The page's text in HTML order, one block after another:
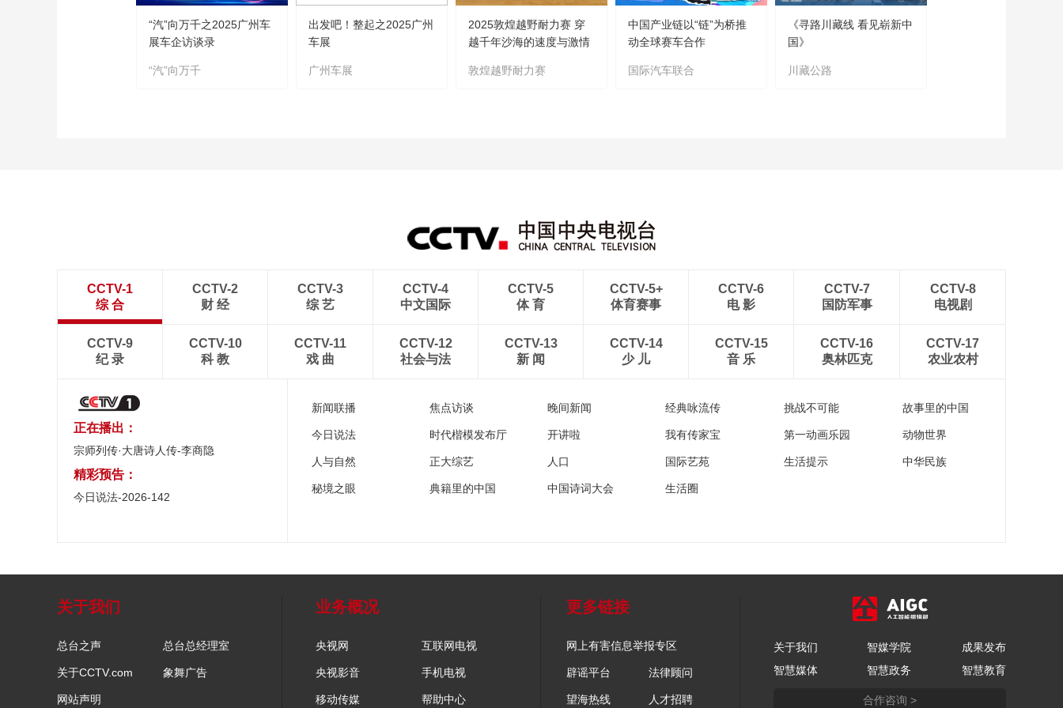
“汽”向万千之2025广州车
展车企访谈录
“汽”向万千
出发吧！整起之2025广州
车展
广州车展
2025敦煌越野耐力赛 穿
越千年沙海的速度与激情
敦煌越野耐力赛
中国产业链以“链”为桥推
动全球赛车合作
国际汽车联合
《寻路川藏线 看见崭新中
国》
川藏公路
CCTV-1
综 合
CCTV-2
财 经
CCTV-3
综 艺
CCTV-4
中文国际
CCTV-5
体 育
CCTV-5+
体育赛事
CCTV-6
电 影
CCTV-7
国防军事
CCTV-8
电视剧
CCTV-9
纪 录
CCTV-10
科 教
CCTV-11
戏 曲
CCTV-12
社会与法
CCTV-13
新 闻
CCTV-14
少 儿
CCTV-15
音 乐
CCTV-16
奥林匹克
CCTV-17
农业农村
正在播出：
宗师列传·大唐诗人传-李商隐
精彩预告：
今日说法-2026-142
新闻联播 焦点访谈 晚间新闻 经典咏流传 挑战不可能 故事里的中国
今日说法 时代楷模发布厅 开讲啦 我有传家宝 第一动画乐园 动物世界
人与自然 正大综艺 人口 国际艺苑 生活提示 中华民族
秘境之眼 典籍里的中国 中国诗词大会 生活圈
关于我们
总台之声 总台总经理室
关于CCTV.com 象舞广告
网站声明
业务概况
央视网 互联网电视
央视影音 手机电视
移动传媒 帮助中心
更多链接
网上有害信息举报专区
辟谣平台 法律顾问
望海热线 人才招聘
关于我们 智媒学院
成果发布
智慧媒体
智慧政务 智慧教育
合作咨询 >